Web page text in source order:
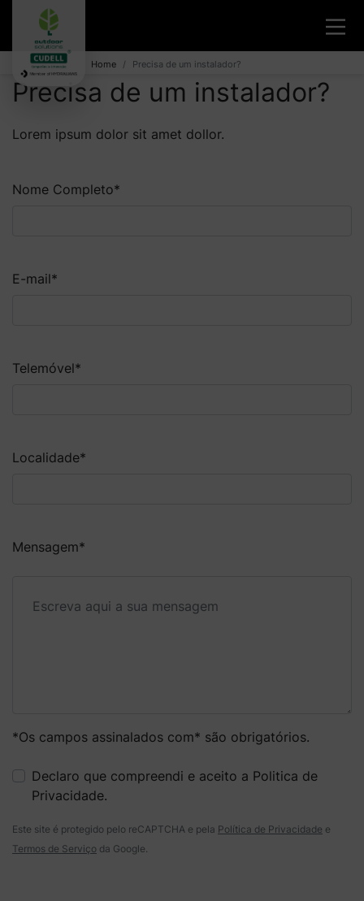
Home Precisa de um instalador?
Precisa de um instalador?
Lorem ipsum dolor sit amet dollor.
Nome Completo*
E-mail*
Telemóvel*
Localidade*
Mensagem*
*Os campos assinalados com* são obrigatórios.
Declaro que compreendi e aceito a Politica de
Privacidade.
Este site é protegido pelo reCAPTCHA e pela Política de Privacidade e
Termos de Serviço da Google.